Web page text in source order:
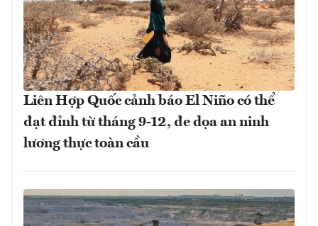
Liên Hợp Quốc cảnh báo El Niño có thể
đạt đỉnh từ tháng 9-12, đe dọa an ninh
lương thực toàn cầu